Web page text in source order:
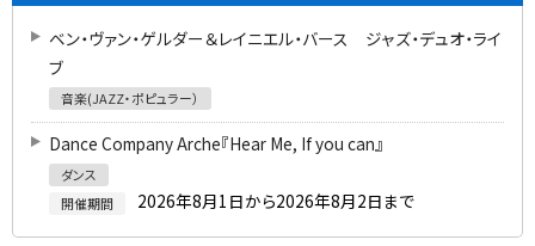
ベン・ヴァン・ゲルダー＆レイニエル・バース ジャズ・デュオ・ライ
ブ
音楽(JAZZ・ポピュラー）
Dance Company Arche『Hear Me, If you can』
ダンス
開催期間
2026年8月1日から2026年8月2日まで